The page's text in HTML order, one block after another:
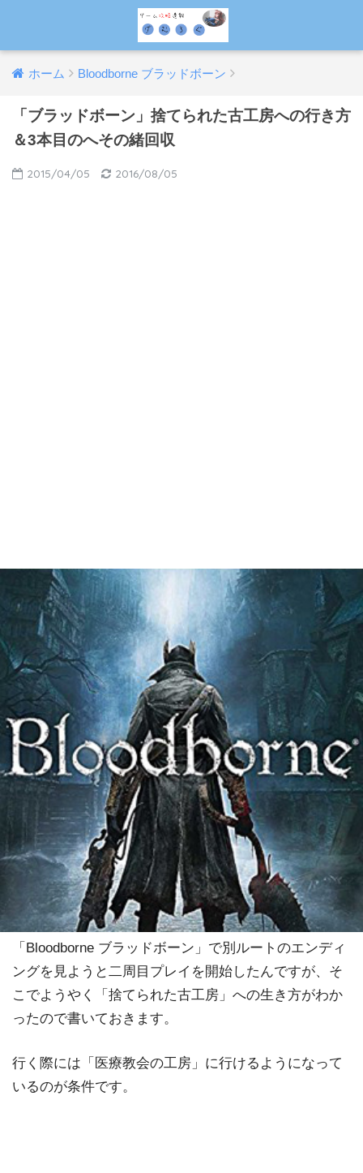
ホーム Bloodborne ブラッドボーン
「ブラッドボーン」捨てられた古工房への行き方
＆3本目のへその緒回収
2015/04/05 2016/08/05
「Bloodborne ブラッドボーン」で別ルートのエンディ
ングを見ようと二周目プレイを開始したんですが、そ
こでようやく「捨てられた古工房」への生き方がわか
ったので書いておきます。
行く際には「医療教会の工房」に行けるようになって
いるのが条件です。